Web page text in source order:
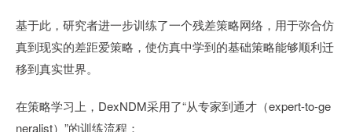
基于此，研究者进一步训练了一个残差策略网络，用于弥合仿
真到现实的差距爱策略，使仿真中学到的基础策略能够顺利迁
移到真实世界。
在策略学习上，DexNDM采用了“从专家到通才（expert-to-ge
neralist）”的训练流程：